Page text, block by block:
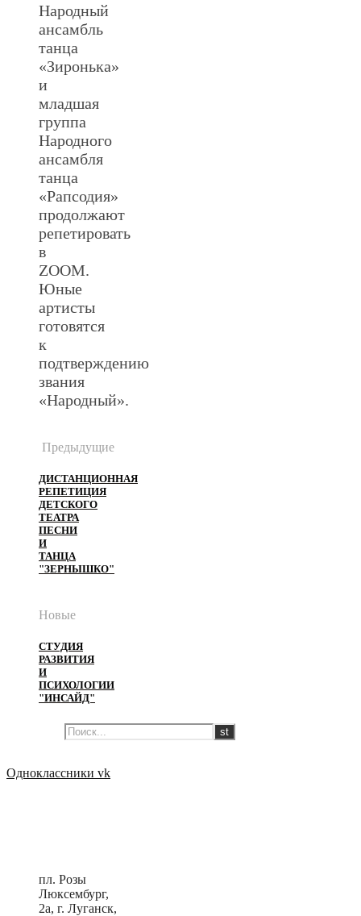
Народный
ансамбль
танца
«Зиронька»
и
младшая
группа
Народного
ансамбля
танца
«Рапсодия»
продолжают
репетировать
в
ZOOM.
Юные
артисты
готовятся
к
подтверждению
звания
«Народный».
Предыдущие
ДИСТАНЦИОННАЯ
РЕПЕТИЦИЯ
ДЕТСКОГО
ТЕАТРА
ПЕСНИ
И
ТАНЦА
"ЗЕРНЫШКО"
Новые
СТУДИЯ
РАЗВИТИЯ
И
ПСИХОЛОГИИ
"ИНСАЙД"
Одноклассники vk
пл. Розы
Люксембург,
2a, г. Луганск,